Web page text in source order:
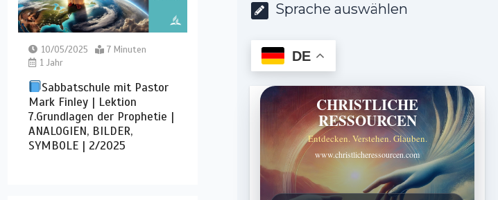
10/05/2025
7 Minuten
1 Jahr
Sabbatschule mit Pastor
Mark Finley | Lektion
7.Grundlagen der Prophetie |
ANALOGIEN, BILDER,
SYMBOLE | 2/2025
Sprache auswählen
DE
CHRISTLICHE
RESSOURCEN
Entdecken. Verstehen. Glauben.
www.christlicheressourcen.com